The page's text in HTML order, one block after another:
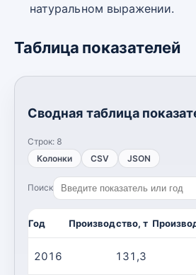
натуральном выражении.
Таблица показателей
Сводная таблица
Строк: 8
Колонки
CSV JSON
Поиск
Год Производство, т
2016 131,3